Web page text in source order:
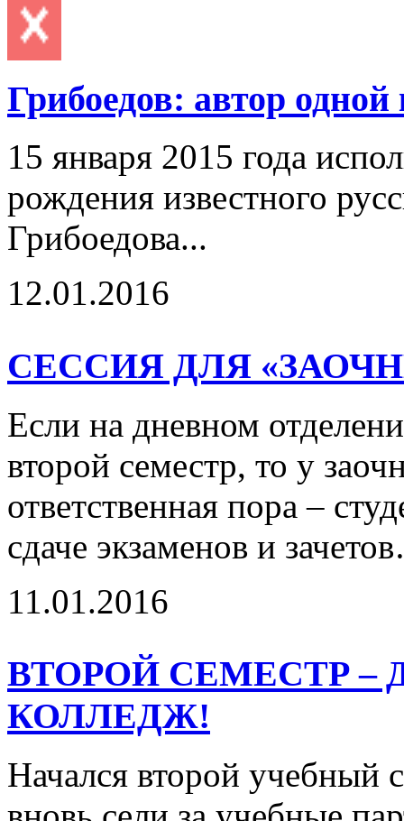
Грибоедов: автор
15 января 2015 года
рождения известного
Грибоедова...
12.01.2016
СЕССИЯ ДЛЯ
Если на дневном
второй семестр, то у
ответственная пора –
сдаче экзаменов и
11.01.2016
ВТОРОЙ СЕМЕСТР –
КОЛЛЕДЖ!
Начался второй учебный